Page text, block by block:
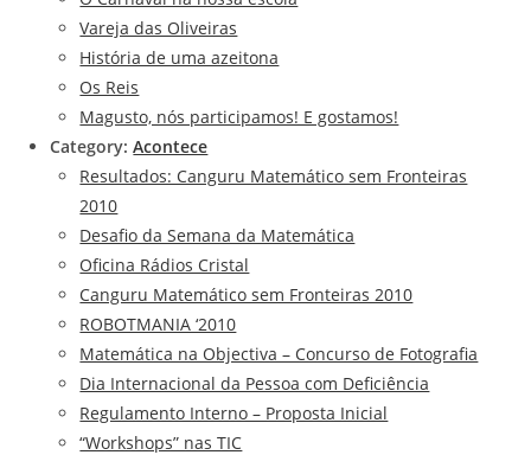
Vareja das Oliveiras
História de uma azeitona
Os Reis
Magusto, nós participamos! E gostamos!
Category:Acontece
Resultados: Canguru Matemático sem Fronteiras
2010
Desafio da Semana da Matemática
Oficina Rádios Cristal
Canguru Matemático sem Fronteiras 2010
ROBOTMANIA ‘2010
Matemática na Objectiva – Concurso de Fotografia
Dia Internacional da Pessoa com Deficiência
Regulamento Interno – Proposta Inicial
“Workshops” nas TIC